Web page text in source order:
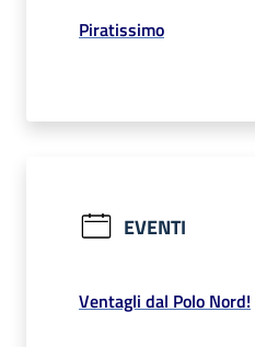
Piratissimo
EVENTI
Ventagli dal Polo Nord!